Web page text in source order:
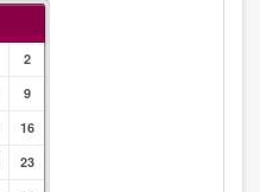
2
9
16
23